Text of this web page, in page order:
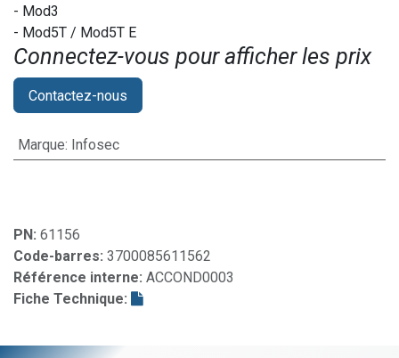
- Mod3
- Mod5T / Mod5T E
Connectez-vous pour afficher les prix​
Contactez-nous
Marque: Infosec
PN: 61156
Code-barres: 3700085611562
Référence interne: ACCOND0003
Fiche Technique: